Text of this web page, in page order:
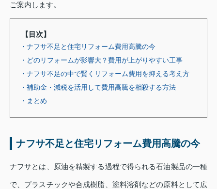
ご案内します。
【目次】
・ナフサ不足と住宅リフォーム費用高騰の今
・どのリフォームが影響大？費用が上がりやすい工事
・ナフサ不足の中で賢くリフォーム費用を抑える考え方
・補助金・減税を活用して費用高騰を相殺する方法
・まとめ
ナフサ不足と住宅リフォーム費用高騰の今
ナフサとは、原油を精製する過程で得られる石油製品の一種
で、プラスチックや合成樹脂、塗料溶剤などの原料として広